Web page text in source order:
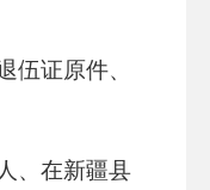
伍证原件、
、在新疆县